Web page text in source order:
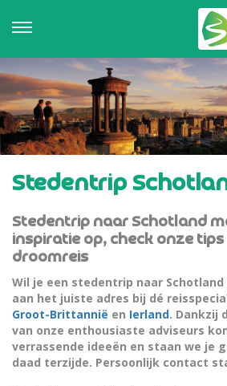
Stedentrip
Stedentrip naar Schotland
inspiratie op, check onze
droomreis
Wil je een stedentrip naar Schotland
aan het juiste adres bij dé
Groot-Brittannië en Ierland. Dankzij
van onze enthousiaste adviseurs
verrassende ideeën en staan we je
daad terzijde. Persoonlijk contact